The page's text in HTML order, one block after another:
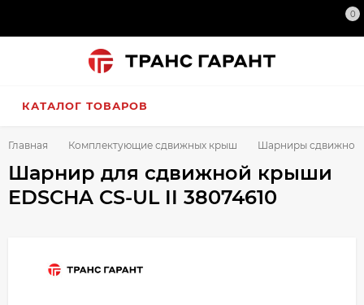
0
КАТАЛОГ ТОВАРОВ
Главная Комплектующие сдвижных крыш Шарниры
Шарнир для сдвижной крыши
EDSCHA CS-UL II 38074610